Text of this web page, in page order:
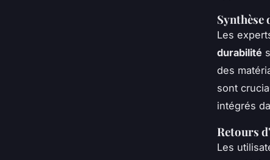
Synthèse
Les
durabilité
des
sont
intégrés
Retours
Les